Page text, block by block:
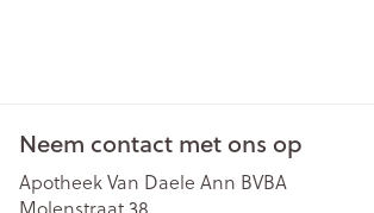
Neem contact met ons op
Apotheek Van Daele Ann BVBA